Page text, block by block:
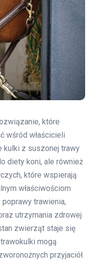
które
wśród właścicieli
kulki z suszonej trawy
diety koni, ale również
które wspierają
właściwościom
trawienia,
utrzymania zdrowej
zwierząt staje się
mogą
przyjaciół.